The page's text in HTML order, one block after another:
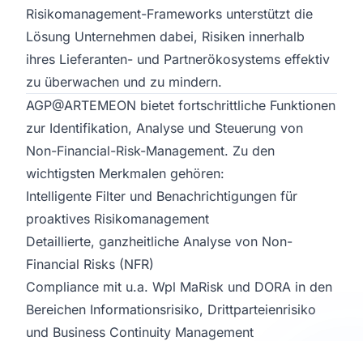
Risikomanagement-Frameworks unterstützt die
Lösung Unternehmen dabei, Risiken innerhalb
ihres Lieferanten- und Partnerökosystems effektiv
zu überwachen und zu mindern.
AGP@ARTEMEON bietet fortschrittliche Funktionen
zur Identifikation, Analyse und Steuerung von
Non-Financial-Risk-Management. Zu den
wichtigsten Merkmalen gehören:
Intelligente Filter und Benachrichtigungen für
proaktives Risikomanagement
Detaillierte, ganzheitliche Analyse von Non-
Financial Risks (NFR)
Compliance mit u.a. Wpl MaRisk und DORA in den
Bereichen Informationsrisiko, Drittparteienrisiko
und Business Continuity Management